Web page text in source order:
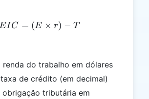
EIC = (E \times r) - T
IC = (E × r) − T
renda do trabalho em dólares
de crédito (em decimal)
tributária em